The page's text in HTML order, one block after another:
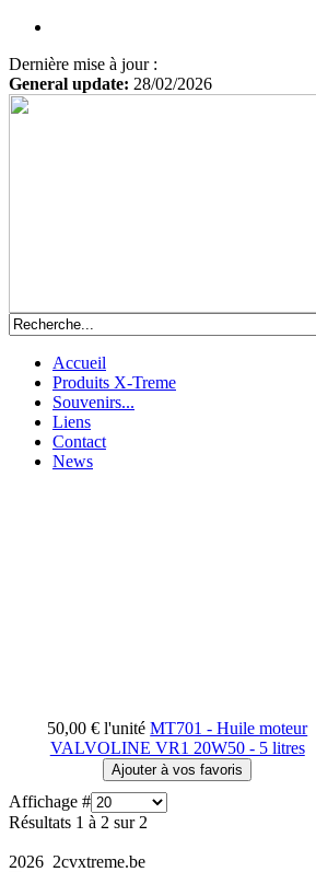
Dernière mise à jour :
General update: 28/02/2026
Accueil
Produits X-Treme
Souvenirs...
Liens
Contact
News
50,00 € l'unité MT701 - Huile moteur
VALVOLINE VR1 20W50 - 5 litres
Affichage #
Résultats 1 à 2 sur 2
2026 2cvxtreme.be